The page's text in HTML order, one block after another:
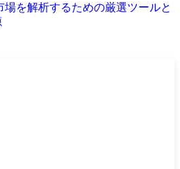
場を解析するための厳選ツールと